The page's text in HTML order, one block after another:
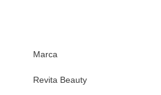
Marca
Revita Beauty